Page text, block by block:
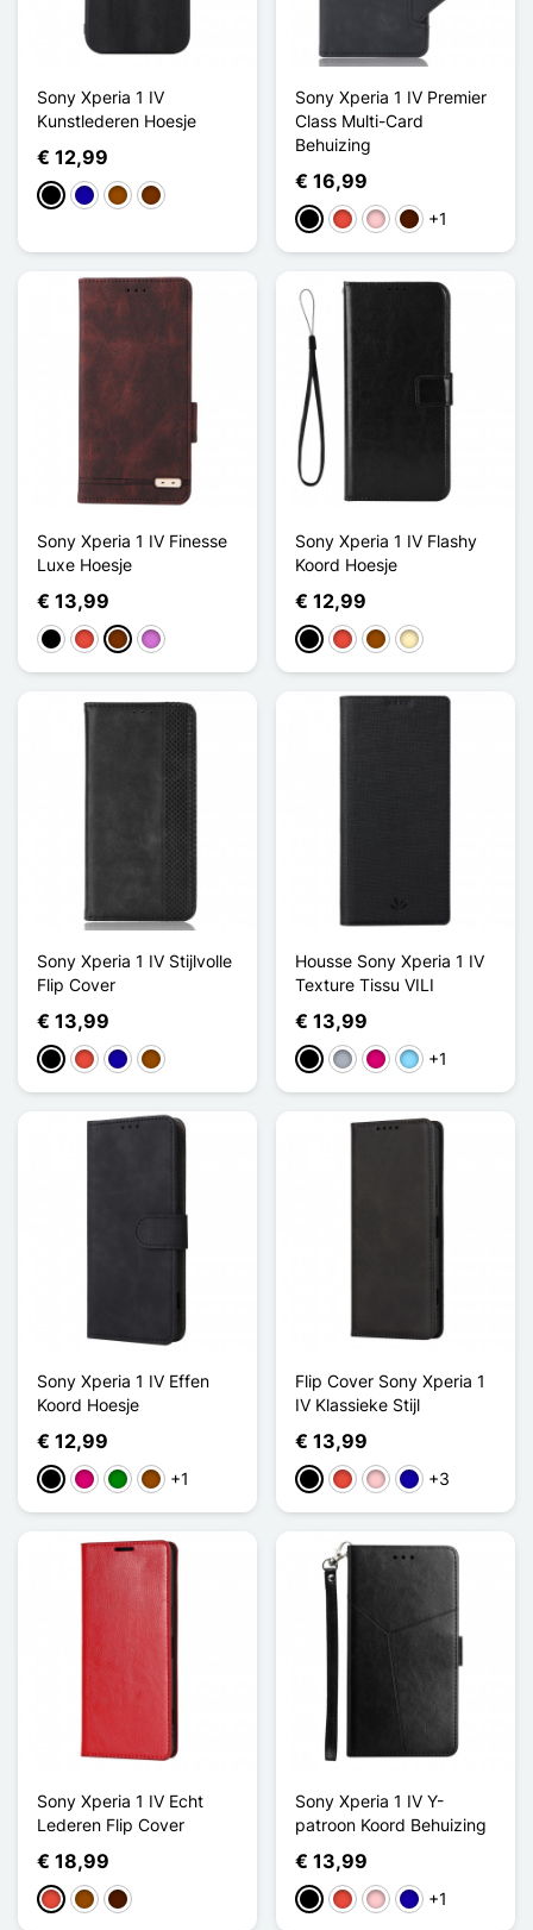
Sony Xperia 1 IV
Kunstlederen Hoesje
€ 12,99
ZwartDonkerblauw
BruinKoffie
Sony Xperia 1 IV Premier
Class Multi-Card
Behuizing
€ 16,99
ZwartRoodRozeDonkerbruin
+1
Sony Xperia 1 IV Finesse
Luxe Hoesje
€ 13,99
ZwartRoodKoffiePaars
Sony Xperia 1 IV Flashy
Koord Hoesje
€ 12,99
ZwartRoodBruinGolden
Sony Xperia 1 IV Stijlvolle
Flip Cover
€ 13,99
ZwartRoodDonkerblauw
Bruin
Housse Sony Xperia 1 IV
Texture Tissu VILI
€ 13,99
ZwartGrijsMagentaLicht Blauw
+1
Sony Xperia 1 IV Effen
Koord Hoesje
€ 12,99
ZwartMagenta
GroenBruin+1
Flip Cover Sony Xperia 1
IV Klassieke Stijl
€ 13,99
ZwartRoodRozeDonkerblauw
+3
Sony Xperia 1 IV Echt
Lederen Flip Cover
€ 18,99
RoodBruinDonkerbruin
Sony Xperia 1 IV Y-
patroon Koord Behuizing
€ 13,99
ZwartRoodRozeDonkerblauw
+1